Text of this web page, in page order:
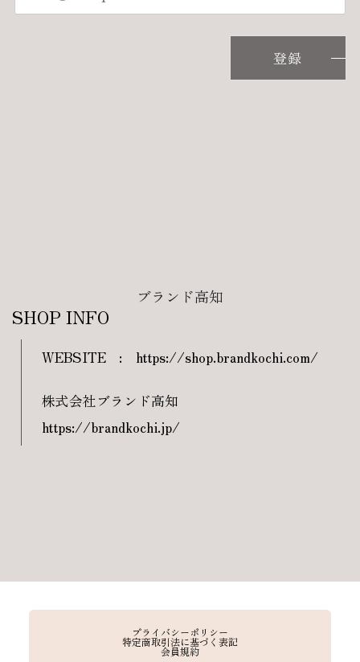
登録
ブランド高知
SHOP INFO
WEBSITE : https://shop.brandkochi.com/
株式会社ブランド高知
https://brandkochi.jp/
プライバシーポリシー
特定商取引法に基づく表記
会員規約